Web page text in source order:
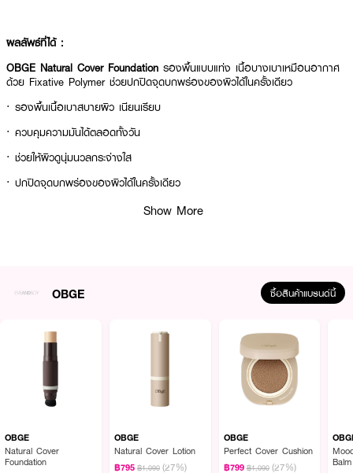
ผลลัพธ์ที่ได้ :
OBGE Natural Cover Foundation รองพื้นแบบแท่ง เนื้อบางเบาเหมือนอากาศ
ด้วย Fixative Polymer ช่วยปกปิดจุดบกพร่องของผิวได้ในครั้งเดียว
· รองพื้นเนื้อเบาสบายผิว เนียนเรียบ
· ควบคุมความมันได้ตลอดทั้งวัน
· ช่วยให้ผิวดูนุ่มนวลกระจ่างใส
· ปกปิดจุดบกพร่องของผิวได้ในครั้งเดียว
· FDA Registration No. : 10-2-6900011845
เปิดฝาออก แล้วหมุนด้านบนของแท่งเพื่อให้เนื้อผลิตภัณฑ์ออกมาในปริมาณที่
เหมาะสม
Show More
OBGE ซื้อสินค้าแบรนด์นี้
OBGE
Natural Cover
Foundation
OBGE
Natural Cover Lotion
฿795 ฿1,090 (27%)
OBGE
Perfect Cover Cushion
฿799 ฿1,090 (27%)
Balm